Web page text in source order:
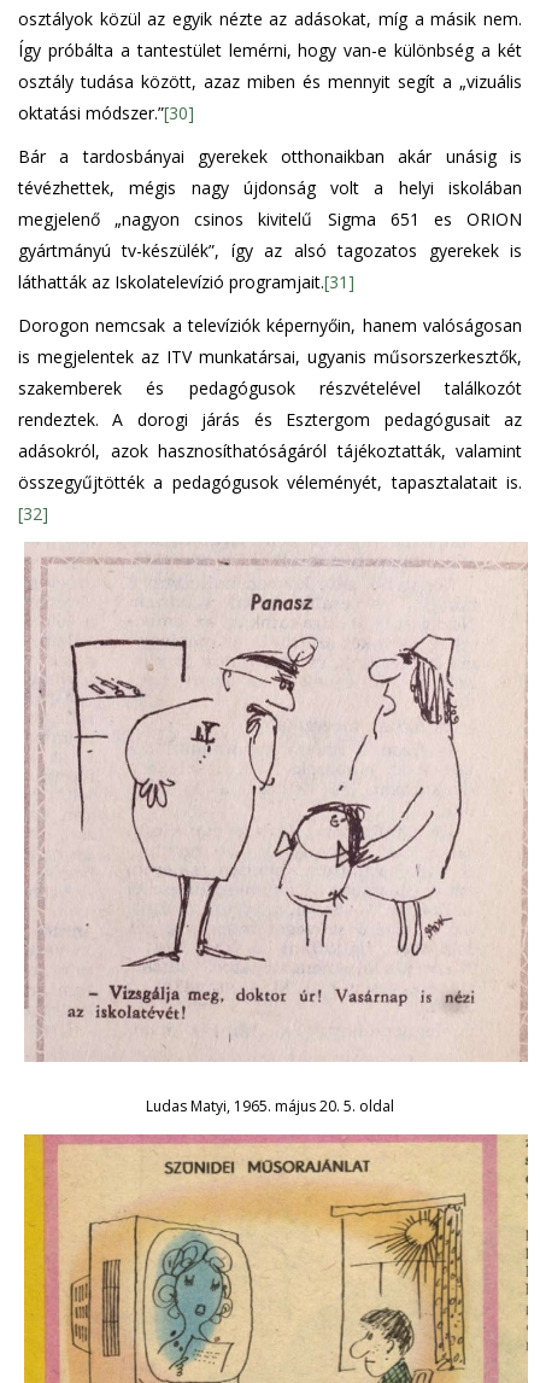
osztályok közül az egyik nézte az adásokat, míg a másik nem.
Így próbálta a tantestület lemérni, hogy van-e különbség a két
osztály tudása között, azaz miben és mennyit segít a „vizuális
oktatási módszer.”[30]
Bár a tardosbányai gyerekek otthonaikban akár unásig is
tévézhettek, mégis nagy újdonság volt a helyi iskolában
megjelenő „nagyon csinos kivitelű Sigma 651 es ORION
gyártmányú tv-készülék”, így az alsó tagozatos gyerekek is
láthatták az Iskolatelevízió programjait.[31]
Dorogon nemcsak a televíziók képernyőin, hanem valóságosan
is megjelentek az ITV munkatársai, ugyanis műsorszerkesztők,
szakemberek és pedagógusok részvételével találkozót
rendeztek. A dorogi járás és Esztergom pedagógusait az
adásokról, azok hasznosíthatóságáról tájékoztatták, valamint
összegyűjtötték a pedagógusok véleményét, tapasztalatait is.
[32]
Ludas Matyi, 1965. május 20. 5. oldal